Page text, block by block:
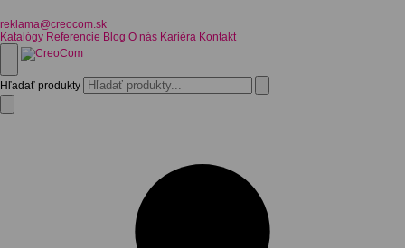
reklama@creocom.sk
Katalógy Referencie Blog O nás Kariéra Kontakt
Hľadať produkty